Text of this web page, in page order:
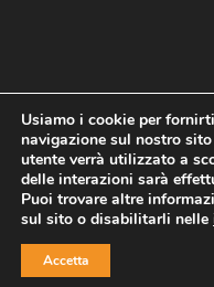
Home
Privacy
Cookie
Copyright © 2021
Usiamo i cookie per
navigazione sul nostro
utente verrà utilizzato a
delle interazioni sarà
Puoi trovare altre
sul sito o disabilitarli nelle
Accetta